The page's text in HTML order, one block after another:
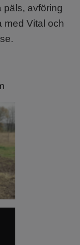
päls, avföring
med Vital och